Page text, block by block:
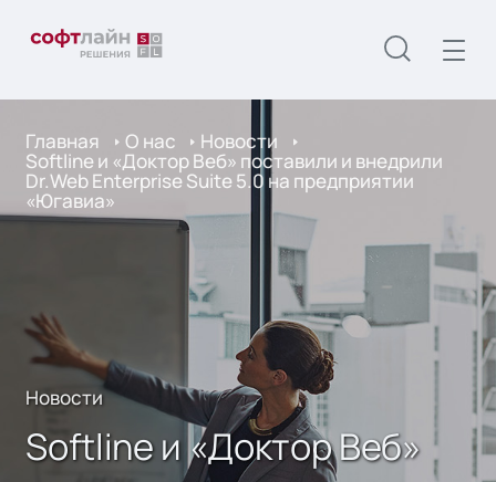
Главная О нас Новости
Softline и «Доктор Веб» поставили и внедрили
Dr.Web Enterprise Suite 5.0 на предприятии
«Югавиа»
Новости
Softline и «Доктор Веб»